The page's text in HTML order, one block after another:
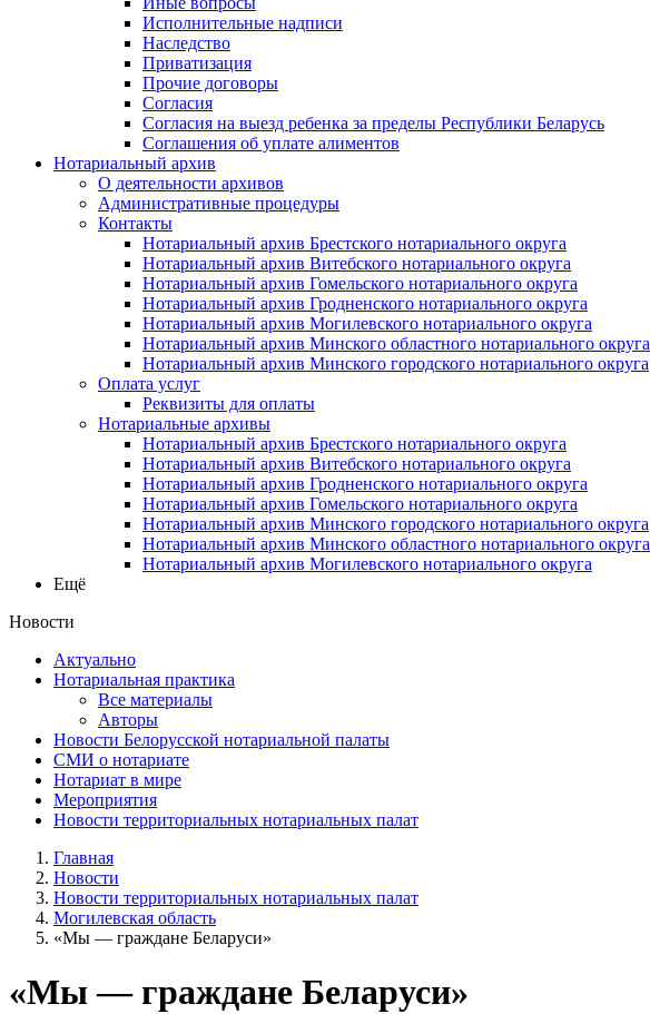
Исполнительные надписи
Наследство
Приватизация
Прочие договоры
Согласия
Согласия на выезд ребенка за пределы Республики Беларусь
Соглашения об уплате алиментов
Нотариальный архив
О деятельности архивов
Административные процедуры
Контакты
Нотариальный архив Брестского нотариального округа
Нотариальный архив Витебского нотариального округа
Нотариальный архив Гомельского нотариального округа
Нотариальный архив Гродненского нотариального округа
Нотариальный архив Могилевского нотариального округа
Нотариальный архив Минского областного нотариального округа
Нотариальный архив Минского городского нотариального округа
Оплата услуг
Реквизиты для оплаты
Нотариальные архивы
Нотариальный архив Брестского нотариального округа
Нотариальный архив Витебского нотариального округа
Нотариальный архив Гродненского нотариального округа
Нотариальный архив Гомельского нотариального округа
Нотариальный архив Минского городского нотариального округа
Нотариальный архив Минского областного нотариального округа
Нотариальный архив Могилевского нотариального округа
Ещё
Новости
Актуально
Нотариальная практика
Все материалы
Авторы
Новости Белорусской нотариальной палаты
СМИ о нотариате
Нотариат в мире
Мероприятия
Новости территориальных нотариальных палат
Главная
Новости
Новости территориальных нотариальных палат
Могилевская область
«Мы — граждане Беларуси»
«Мы — граждане Беларуси»